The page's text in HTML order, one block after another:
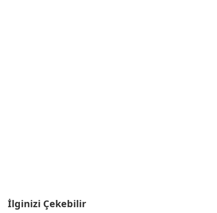
İlginizi Çekebilir